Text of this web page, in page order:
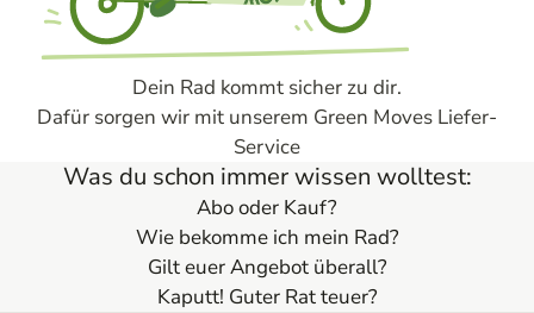
Dein Rad kommt sicher zu dir.
Dafür sorgen wir mit unserem Green Moves Liefer-
Service
Was du schon immer wissen wolltest:
Abo oder Kauf?
Wie bekomme ich mein Rad?
Gilt euer Angebot überall?
Kaputt! Guter Rat teuer?